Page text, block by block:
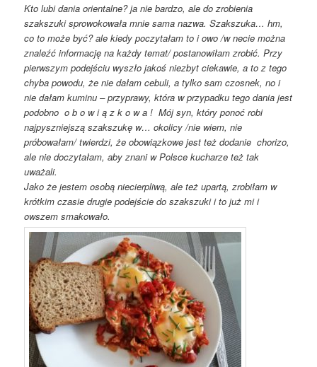
Kto lubi dania orientalne? ja nie bardzo, ale do zrobienia
szakszuki sprowokowała mnie sama nazwa. Szakszuka… hm,
co to może być? ale kiedy poczytałam to i owo /w necie można
znaleźć informację na każdy temat/ postanowiłam zrobić. Przy
pierwszym podejściu wyszło jakoś niezbyt ciekawie, a to z tego
chyba powodu, że nie dałam cebuli, a tylko sam czosnek, no i
nie dałam kuminu – przyprawy, która w przypadku tego dania jest
podobno o b o w i ą z k o w a ! Mój syn, który ponoć robi
najpyszniejszą szakszukę w… okolicy /nie wiem, nie
próbowałam/ twierdzi, że obowiązkowe jest też dodanie chorizo,
ale nie doczytałam, aby znani w Polsce kucharze też tak
uważali.
Jako że jestem osobą niecierpliwą, ale też upartą, zrobiłam w
krótkim czasie drugie podejście do szakszuki i to już mi i
owszem smakowało.